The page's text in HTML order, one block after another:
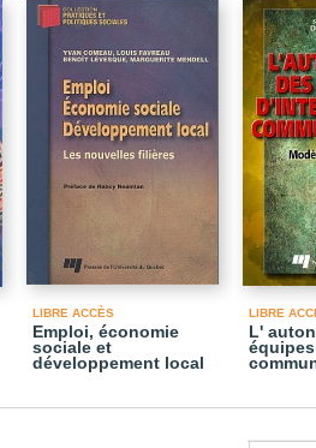
LIBRE ACCÈS
Emploi, économie
sociale et
développement local
LIBRE
L'